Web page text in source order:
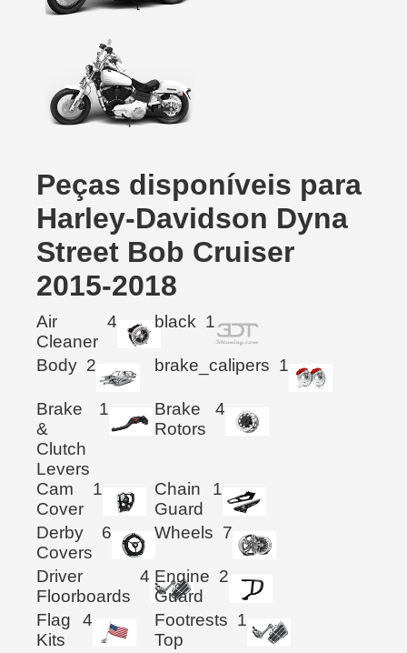
Peças disponíveis para
Harley-Davidson Dyna
Street Bob Cruiser
2015-2018
Air
Cleaner
4 black 1
Body 2 brake_calipers 1
Brake
&
Clutch
Levers
1
Brake
Rotors
4
Cam
Cover
1
Chain
Guard
1
Derby
Covers
6 Wheels 7
Driver
Floorboards
4 Engine
Guard
2
Flag
Kits
4
Footrests
Top
1